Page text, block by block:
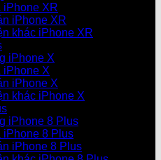
iPhone XR
iPhone XR
khác iPhone XR
iPhone X
iPhone X
iPhone X
khác iPhone X
iPhone 8 Plus
iPhone 8 Plus
iPhone 8 Plus